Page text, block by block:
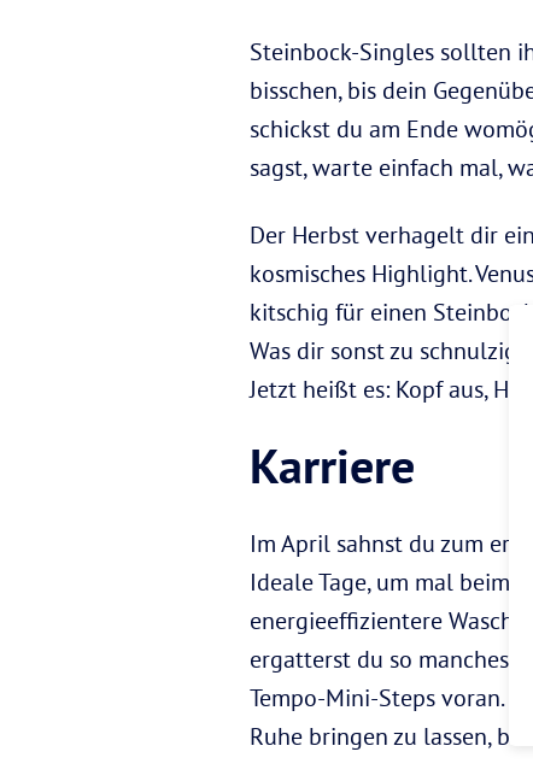
Steinbock-Singles sollten
bisschen, bis dein
schickst du am Ende
sagst, warte einfach mal,
Der Herbst verhagelt dir
kosmisches Highlight.
kitschig für einen
Was dir sonst zu
Jetzt heißt es: Kopf aus,
Karriere
Im April sahnst du zum
Ideale Tage, um mal beim
energieeffizientere
ergatterst du so manches
Tempo-Mini-Steps voran.
Ruhe bringen zu lassen,